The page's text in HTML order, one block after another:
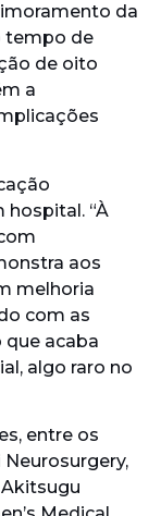
da
tempo de
de oito
a
hospital. “À
aos
melhoria
com as
que acaba
algo raro no
entre os